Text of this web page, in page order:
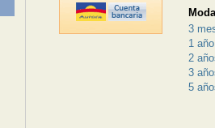
3
1 año
2
3
5